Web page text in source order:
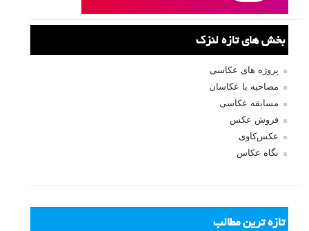
بخش های تازه لنزک
پروژه های عکاسی
مصاحبه با عکاسان
مسابقه عکاسی
فروش عکس
عکس‌کاوی
نگاه عکاس
تازه ترین مطالب